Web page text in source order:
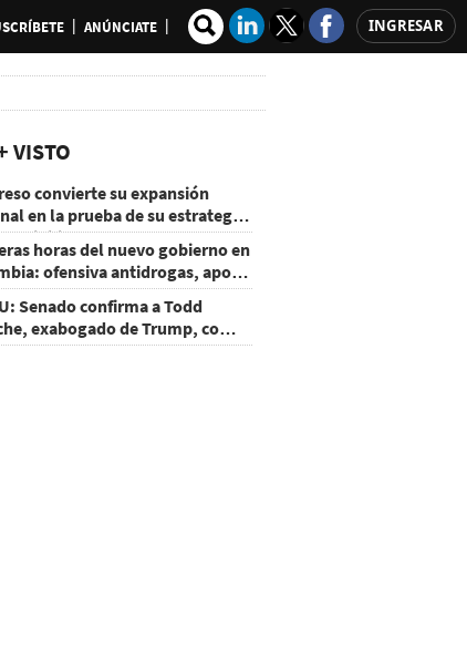
ANÚNCIATE INGRESAR
VISTO
convierte su expansión
en la prueba de su estrategia
horas del nuevo gobierno en
ofensiva antidrogas, apoyo
y un atentado
Senado confirma a Todd
exabogado de Trump, como
General